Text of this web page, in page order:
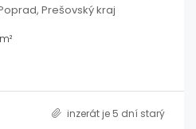
Prešovský kraj
m²
inzerát je 5 dní starý